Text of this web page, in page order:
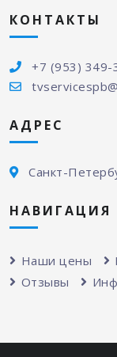
КОНТАКТЫ
+7 (953) 349-
АДРЕС
Санкт-
НАВИГАЦИЯ
Наши цены
Отзывы